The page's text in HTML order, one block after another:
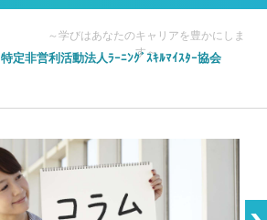
特定非営利活動法人ﾗｰﾆﾝｸﾞｽｷﾙﾏｲｽﾀｰ協会
～学びはあなたのキャリアを豊かにしま
す～